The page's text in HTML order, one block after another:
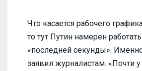
Что касается рабочего
то тут Путин намерен
«последней секунды».
заявил журналистам. «Почти у